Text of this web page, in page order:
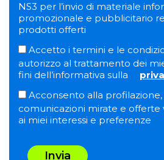
NS3 per l’invio di materiale
promozionale e pubblicitario
prodotti offerti
Accetto i termini e le
autorizzo al trattamento dei
fini dell’informativa sulla
Acconsento alla
comunicazioni mirate e offerte
ai miei interessi e preferenze
Invia